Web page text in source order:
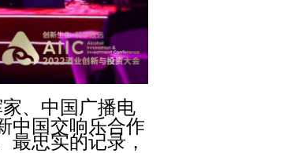
、中国广播电
中国交响乐合作
最忠实的记录，